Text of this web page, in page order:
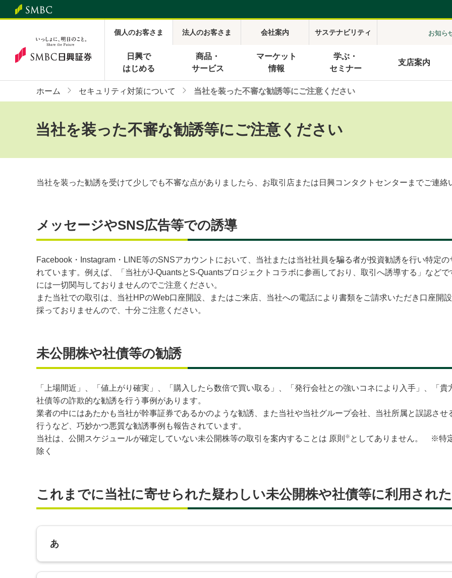
個人のお客さま 法人のお客さま 会社案内 サステナビリティ お知ら
日興で
はじめる
商品・
サービス
マーケット
情報
学ぶ・
セミナー
支店案内
ホーム セキュリティ対策について 当社を装った不審な勧誘等にご注意ください
当社を装った不審な勧誘等にご注意ください
当社を装った勧誘を受けて少しでも不審な点がありましたら、お取引店または日興コンタクトセンターまでご連
メッセージやSNS広告等での誘導
Facebook・Instagram・LINE等のSNSアカウントにおいて、当社または当社社員を騙る者が投資勧誘を行い特定
れています。例えば、「当社がJ-QuantsとS-Quantsプロジェクトコラボに参画しており、取引へ誘導する」など
には一切関与しておりませんのでご注意ください。
また当社での取引は、当社HPのWeb口座開設、またはご来店、当社への電話により書類をご請求いただき口座開
採っておりませんので、十分ご注意ください。
未公開株や社債等の勧誘
「上場間近」、「値上がり確実」、「購入したら数倍で買い取る」、「発行会社との強いコネにより入手」、「
社債等の詐欺的な勧誘を行う事例があります。
業者の中にはあたかも当社が幹事証券であるかのような勧誘、また当社や当社グループ会社、当社所属と誤認さ
行うなど、巧妙かつ悪質な勧誘事例も報告されています。
当社は、公開スケジュールが確定していない未公開株等の取引を案内することは 原則 ※ としてありません。 ※特
除く
これまでに当社に寄せられた疑わしい未公開株や社債等に利用され
あ